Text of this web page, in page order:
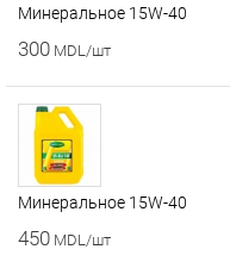
Минеральное 15W-40
300 MDL/шт
Минеральное 15W-40
450 MDL/шт